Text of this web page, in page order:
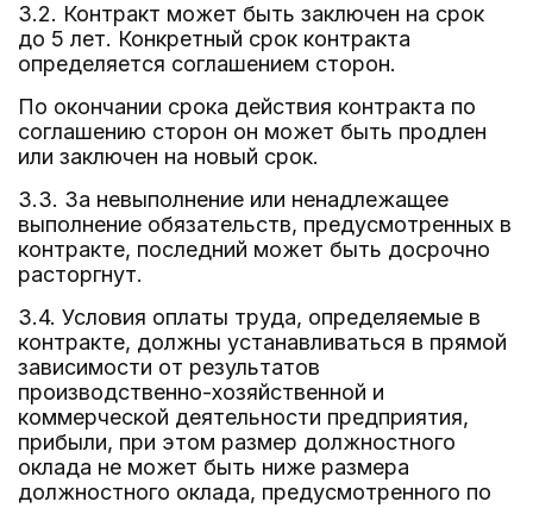
3.2. Контракт может быть заключен на срок
до 5 лет. Конкретный срок контракта
определяется соглашением сторон.
По окончании срока действия контракта по
соглашению сторон он может быть продлен
или заключен на новый срок.
3.3. За невыполнение или ненадлежащее
выполнение обязательств, предусмотренных в
контракте, последний может быть досрочно
расторгнут.
3.4. Условия оплаты труда, определяемые в
контракте, должны устанавливаться в прямой
зависимости от результатов
производственно-хозяйственной и
коммерческой деятельности предприятия,
прибыли, при этом размер должностного
оклада не может быть ниже размера
должностного оклада, предусмотренного по